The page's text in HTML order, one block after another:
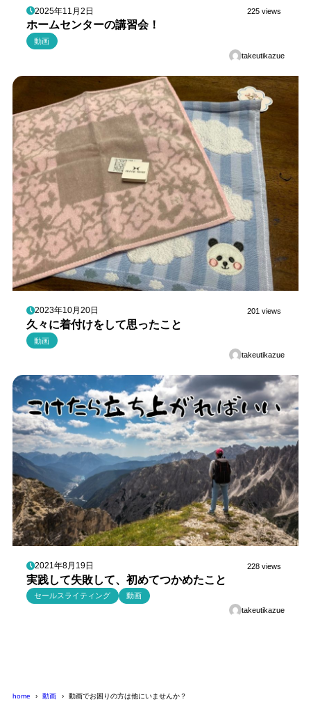
2025年11月2日 225 views
ホームセンターの講習会！
動画
takeutikazue
2023年10月20日 201 views
久々に着付けをして思ったこと
動画
takeutikazue
2021年8月19日 228 views
実践して失敗して、初めてつかめたこと
セールスライティング
動画
takeutikazue
home 動画 動画でお困りの方は他にいませんか？